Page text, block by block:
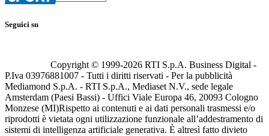
Seguici su
Copyright © 1999-2026 RTI S.p.A. Business Digital -
P.Iva 03976881007 - Tutti i diritti riservati - Per la pubblicità
Mediamond S.p.A. - RTI S.p.A., Mediaset N.V., sede legale
Amsterdam (Paesi Bassi) - Uffici Viale Europa 46, 20093 Cologno
Monzese (MI)Rispetto ai contenuti e ai dati personali trasmessi e/o
riprodotti è vietata ogni utilizzazione funzionale all’addestramento di
sistemi di intelligenza artificiale generativa. È altresì fatto divieto